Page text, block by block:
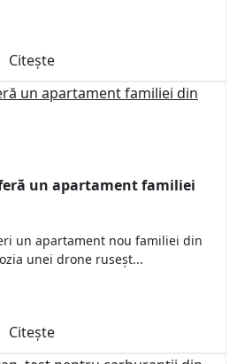
Citește
un apartament familiei
un apartament nou familiei din
unei drone ruseșt...
Citește